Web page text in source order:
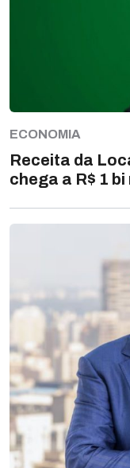
ECONOMIA
Receita da
chega a R$ 1